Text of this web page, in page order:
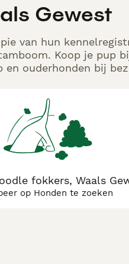
Gewest
van hun
Koop je pup
en ouderhonden bij
fokkers, Waals
op Honden te zoeken